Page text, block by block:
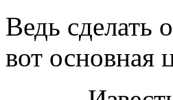
Ведь сделать
вот основная